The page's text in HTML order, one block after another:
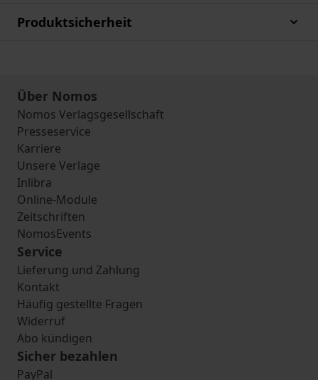
Produktsicherheit
Über Nomos
Nomos Verlagsgesellschaft
Presseservice
Karriere
Unsere Verlage
Inlibra
Online-Module
Zeitschriften
NomosEvents
Service
Lieferung und Zahlung
Kontakt
Häufig gestellte Fragen
Widerruf
Abo kündigen
Sicher bezahlen
PayPal